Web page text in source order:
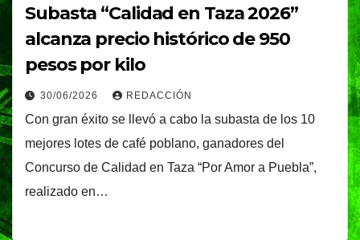
Subasta “Calidad en Taza 2026”
alcanza precio histórico de 950
pesos por kilo
30/06/2026 REDACCIÓN
Con gran éxito se llevó a cabo la subasta de los 10
mejores lotes de café poblano, ganadores del
Concurso de Calidad en Taza “Por Amor a Puebla”,
realizado en…